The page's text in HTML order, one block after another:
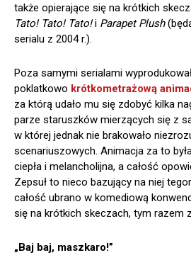
także opierające się na krótkich
Tato! Tato! Tato!i Parapet Plush
serialu z 2004 r.).
Poza samymi serialami
poklatkowo krótkometrażową
za którą udało mu się zdobyć kilka
parze staruszków mierzących się z
w której jednak nie brakowało
scenariuszowych. Animacja za to
ciepła i melancholijna, a całość
Zepsuł to nieco bazujący na niej
całość ubrano w komediową
się na krótkich skeczach, tym razem
„Baj baj, maszkaro!”